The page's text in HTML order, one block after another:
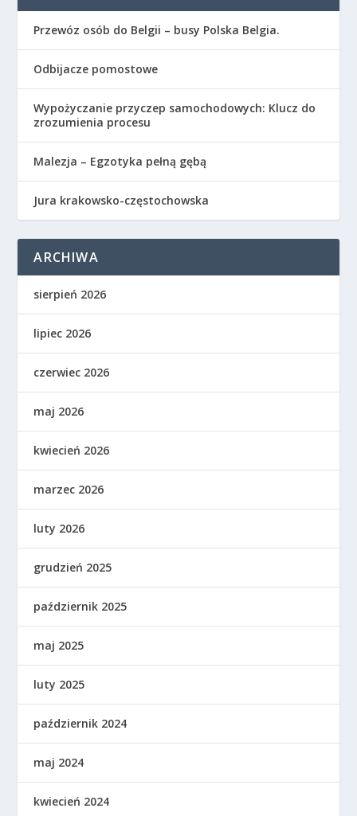
Przewóz osób do Belgii – busy Polska Belgia.
Odbijacze pomostowe
Wypożyczanie przyczep samochodowych: Klucz do
zrozumienia procesu
Malezja – Egzotyka pełną gębą
Jura krakowsko-częstochowska
ARCHIWA
sierpień 2026
lipiec 2026
czerwiec 2026
maj 2026
kwiecień 2026
marzec 2026
luty 2026
grudzień 2025
październik 2025
maj 2025
luty 2025
październik 2024
maj 2024
kwiecień 2024